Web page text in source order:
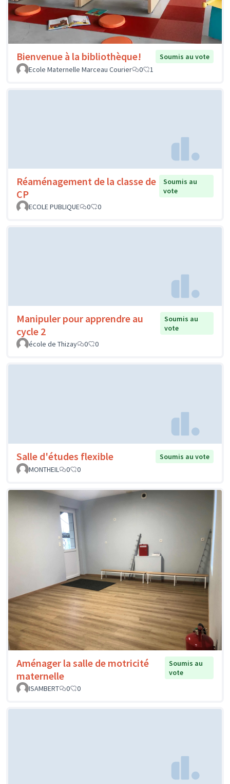
Bienvenue à la bibliothèque!
Soumis au vote
Ecole Maternelle Marceau Courier
0 1
Réaménagement de la classe de
CP
Soumis au
vote
ECOLE PUBLIQUE
0 0
Manipuler pour apprendre au
cycle 2
Soumis au
vote
école de Thizay
0 0
Salle d'études flexible
Soumis au vote
MONTHEIL
0 0
Aménager la salle de motricité
maternelle
Soumis au
vote
ISAMBERT
0 0